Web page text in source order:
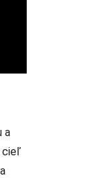
a
cieľ